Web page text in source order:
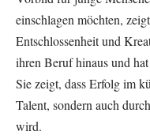
einschlagen möchten,
Entschlossenheit und
ihren Beruf hinaus und
Sie zeigt, dass Erfolg im
Talent, sondern auch
wird.